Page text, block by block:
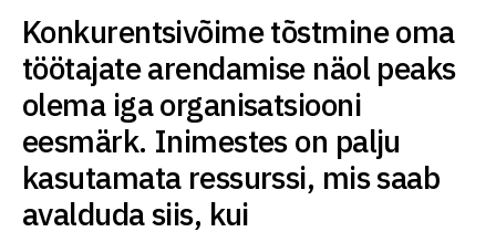
Konkurentsivõime tõstmine oma
töötajate arendamise näol peaks
olema iga organisatsiooni
eesmärk. Inimestes on palju
kasutamata ressurssi, mis saab
avalduda siis, kui